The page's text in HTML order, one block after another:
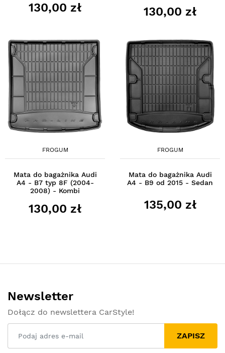
130,00 zł 130,00 zł
FROGUM
Mata do bagażnika Audi
A4 - B7 typ 8F (2004-
2008) - Kombi
130,00 zł
FROGUM
Mata do bagażnika Audi
A4 - B9 od 2015 - Sedan
135,00 zł
Newsletter
Dołącz do newslettera CarStyle!
ZAPISZ